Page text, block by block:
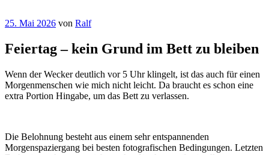
Veröffentlicht
25. Mai 2026 von Ralf
Feiertag – kein Grund im Bett zu bleiben
Wenn der Wecker deutlich vor 5 Uhr klingelt, ist das auch für einen
Morgenmenschen wie mich nicht leicht. Da braucht es schon eine
extra Portion Hingabe, um das Bett zu verlassen.
Die Belohnung besteht aus einem sehr entspannenden
Morgenspaziergang bei besten fotografischen Bedingungen. Letzten